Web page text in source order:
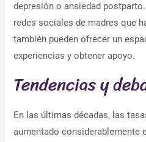
depresión o ansiedad
redes sociales de madres que
también pueden ofrecer un
experiencias y obtener apoyo.
Tendencias y
En las últimas décadas, las
aumentado considerablemente